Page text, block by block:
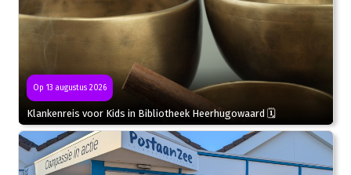
Op 13 augustus 2026
Klankenreis voor Kids in Bibliotheek Heerhugowaard 🗓